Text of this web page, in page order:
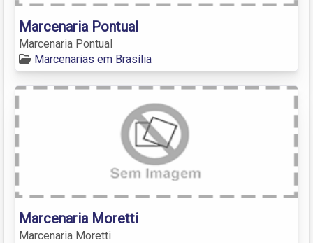
Marcenaria Pontual
Marcenaria Pontual
Marcenarias em Brasília
Marcenaria Moretti
Marcenaria Moretti